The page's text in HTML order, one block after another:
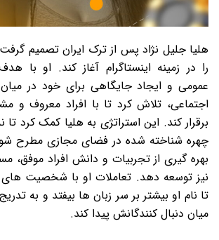
هلیا جلیل نژاد پس از ترک ایران تصمیم
را در زمینه اینستاگرام آغاز کند. او
عمومی و ایجاد جایگاهی برای خود در میان
اجتماعی، تلاش کرد تا با افراد معروف و
برقرار کند. این استراتژی به هلیا کمک کرد تا
چهره شناخته شده در فضای مجازی مطرح
بهره گیری از تجربیات و دانش افراد موفق،
نیز توسعه دهد. تعاملات او با شخصیت
تا نام او بیشتر بر سر زبان ها بیفتد و به
میان دنبال کنندگانش پیدا کند.